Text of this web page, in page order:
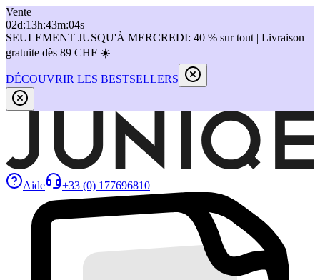
Vente
02d:13h:43m:04s
SEULEMENT JUSQU'À MERCREDI: 40 % sur tout | Livraison
gratuite dès 89 CHF ☀️
DÉCOUVRIR LES BESTSELLERS
Aide +33 (0) 177696810